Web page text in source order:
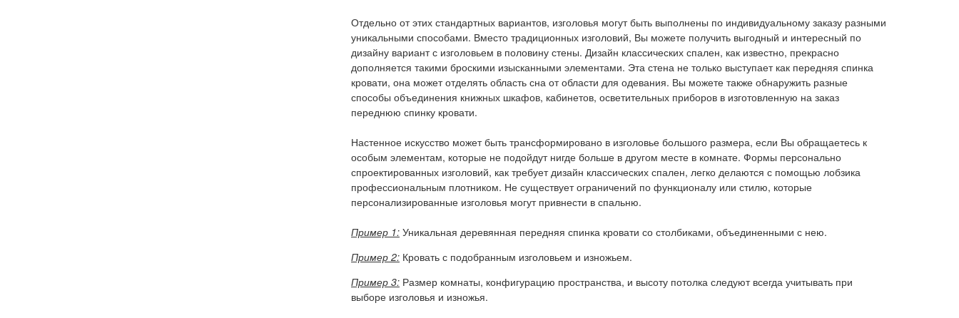
Отдельно от этих стандартных вариантов, изголовья могут быть выполнены по индивидуальному заказу разными
уникальными способами. Вместо традиционных изголовий, Вы можете получить выгодный и интересный по
дизайну вариант с изголовьем в половину стены. Дизайн классических спален, как известно, прекрасно
дополняется такими броскими изысканными элементами. Эта стена не только выступает как передняя спинка
кровати, она может отделять область сна от области для одевания. Вы можете также обнаружить разные
способы объединения книжных шкафов, кабинетов, осветительных приборов в изготовленную на заказ
переднюю спинку кровати.
Настенное искусство может быть трансформировано в изголовье большого размера, если Вы обращаетесь к
особым элементам, которые не подойдут нигде больше в другом месте в комнате. Формы персонально
спроектированных изголовий, как требует дизайн классических спален, легко делаются с помощью лобзика
профессиональным плотником. Не существует ограничений по функционалу или стилю, которые
персонализированные изголовья могут привнести в спальню.
Пример 1: Уникальная деревянная передняя спинка кровати со столбиками, объединенными с нею.
Пример 2: Кровать с подобранным изголовьем и изножьем.
Пример 3: Размер комнаты, конфигурацию пространства, и высоту потолка следуют всегда учитывать при
выборе изголовья и изножья.